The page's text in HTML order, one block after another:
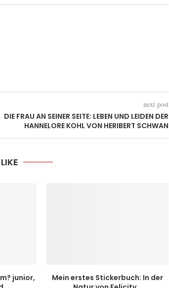
next post
DIE FRAU AN SEINER SEITE: LEBEN UND LEIDEN DER
HANNELORE KOHL VON HERIBERT SCHWAN
junior,
Mein erstes Stickerbuch: In der